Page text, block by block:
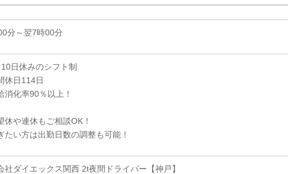
分～翌7時00分
10日休みのシフト制
休日114日
消化率90％以上！
や連休もご相談OK！
い方は出勤日数の調整も可能！
社ダイエックス関西 2t夜間ドライバー【神戸】